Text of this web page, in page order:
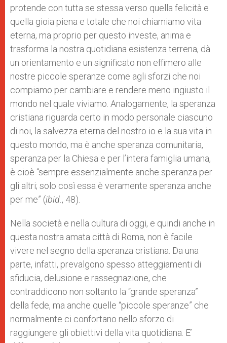
protende con tutta se stessa verso quella felicità e
quella gioia piena e totale che noi chiamiamo vita
eterna, ma proprio per questo investe, anima e
trasforma la nostra quotidiana esistenza terrena, dà
un orientamento e un significato non effimero alle
nostre piccole speranze come agli sforzi che noi
compiamo per cambiare e rendere meno ingiusto il
mondo nel quale viviamo. Analogamente, la speranza
cristiana riguarda certo in modo personale ciascuno
di noi, la salvezza eterna del nostro io e la sua vita in
questo mondo, ma è anche speranza comunitaria,
speranza per la Chiesa e per l’intera famiglia umana,
è cioè “sempre essenzialmente anche speranza per
gli altri; solo così essa è veramente speranza anche
per me” (ibid. , 48).
Nella società e nella cultura di oggi, e quindi anche in
questa nostra amata città di Roma, non è facile
vivere nel segno della speranza cristiana. Da una
parte, infatti, prevalgono spesso atteggiamenti di
sfiducia, delusione e rassegnazione, che
contraddicono non soltanto la “grande speranza”
della fede, ma anche quelle “piccole speranze” che
normalmente ci confortano nello sforzo di
raggiungere gli obiettivi della vita quotidiana. E’